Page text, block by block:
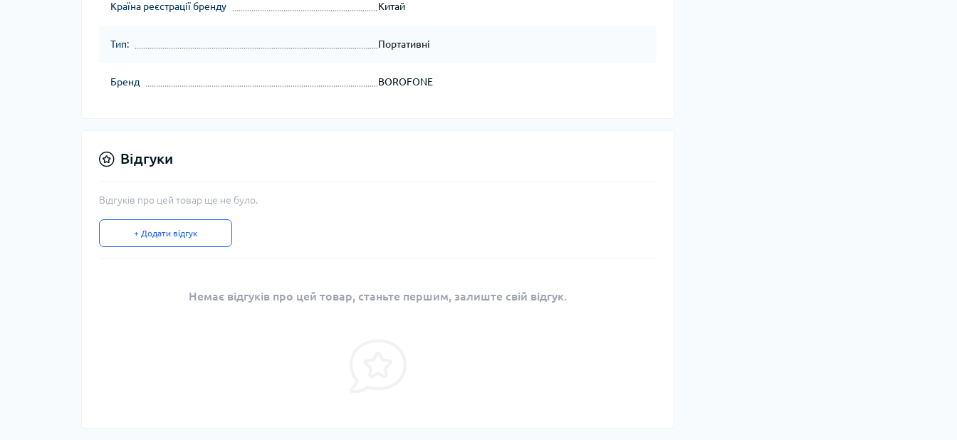
Країна реєстрації бренду Китай
Тип: Портативні
Бренд BOROFONE
Відгуки
Відгуків про цей товар ще не було.
+ Додати відгук
Немає відгуків про цей товар, станьте першим, залиште свій відгук.